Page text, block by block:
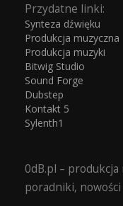
Przydatne linki:
Synteza dźwięku
Produkcja muzyczna
Produkcja muzyki
Bitwig Studio
Sound Forge
Dubstep
Kontakt 5
Sylenth1
0dB.pl –
poradniki, nowości